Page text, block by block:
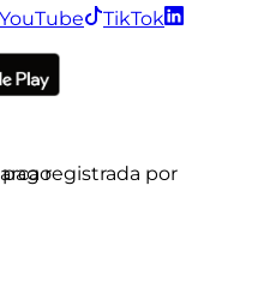
YouTube
TikTok
registrada por